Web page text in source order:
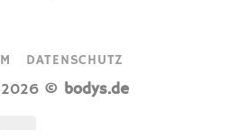
DATENSCHUTZ
2026 © bodys.de